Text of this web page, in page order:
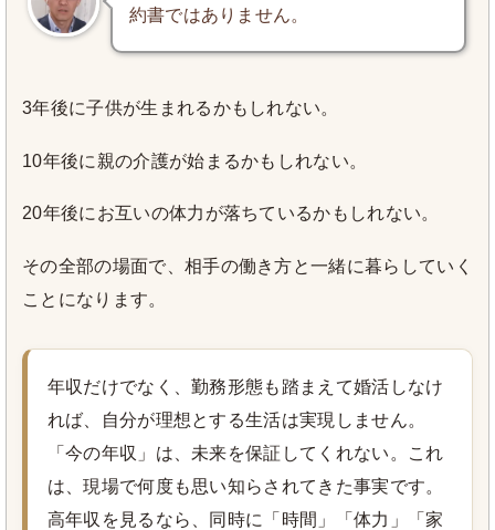
約書ではありません。
3年後に子供が生まれるかもしれない。
10年後に親の介護が始まるかもしれない。
20年後にお互いの体力が落ちているかもしれない。
その全部の場面で、相手の働き方と一緒に暮らしていく
ことになります。
年収だけでなく、勤務形態も踏まえて婚活しなけ
れば、自分が理想とする生活は実現しません。
「今の年収」は、未来を保証してくれない。これ
は、現場で何度も思い知らされてきた事実です。
高年収を見るなら、同時に「時間」「体力」「家